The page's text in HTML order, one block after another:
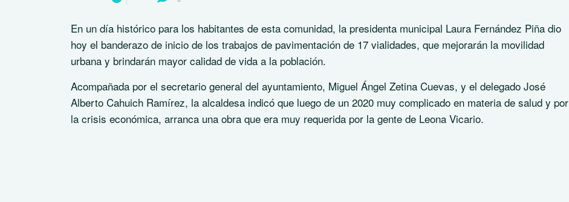
En un día histórico para los habitantes de esta comunidad, la presidenta municipal Laura Fernández Piña dio
hoy el banderazo de inicio de los trabajos de pavimentación de 17 vialidades, que mejorarán la movilidad
urbana y brindarán mayor calidad de vida a la población.
Acompañada por el secretario general del ayuntamiento, Miguel Ángel Zetina Cuevas, y el delegado José
Alberto Cahuich Ramírez, la alcaldesa indicó que luego de un 2020 muy complicado en materia de salud y por
la crisis económica, arranca una obra que era muy requerida por la gente de Leona Vicario.